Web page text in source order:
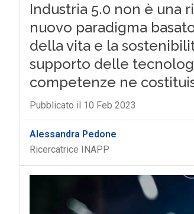
Industria 5.0 non è una
nuovo paradigma
della vita e la
supporto delle
competenze ne
Pubblicato il 10 Feb 2023
Alessandra Pedone
Ricercatrice INAPP